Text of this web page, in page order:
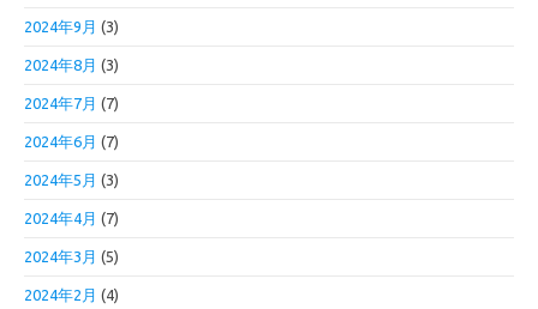
2024年9月 (3)
2024年8月 (3)
2024年7月 (7)
2024年6月 (7)
2024年5月 (3)
2024年4月 (7)
2024年3月 (5)
2024年2月 (4)